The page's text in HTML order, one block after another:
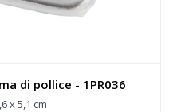
di pollice - 1PR036
x 5,1 cm